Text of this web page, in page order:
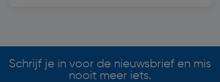
Schrijf je in voor de nieuwsbrief en mis
nooit meer iets.